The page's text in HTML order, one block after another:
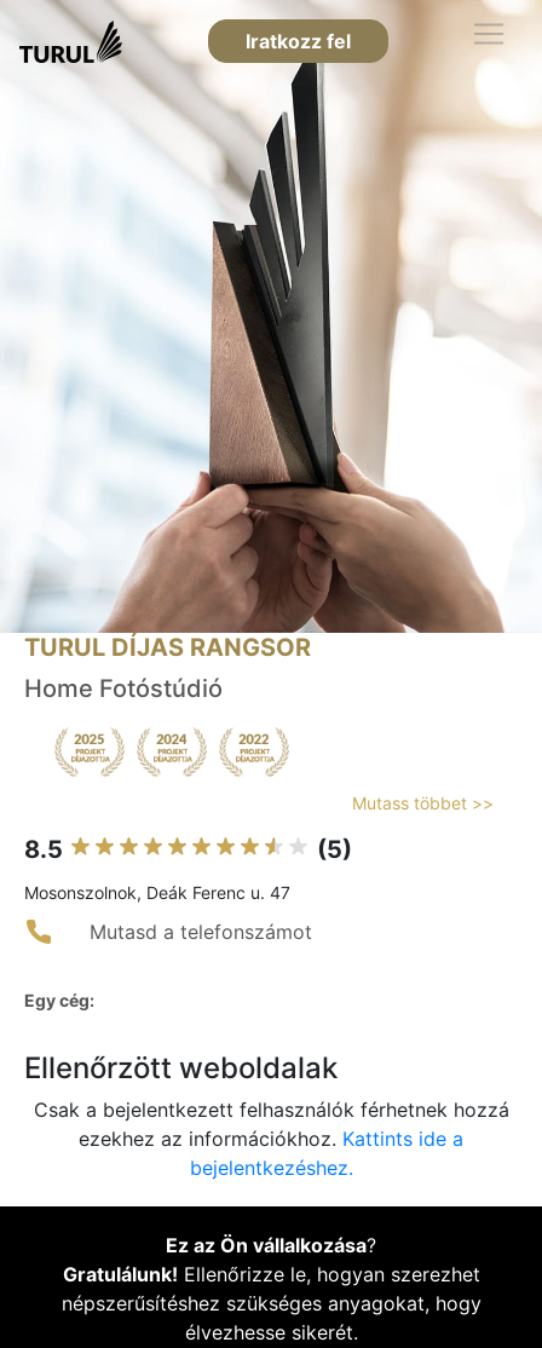
Iratkozz fel
TURUL DÍJAS RANGSOR
Home Fotóstúdió
Mutass többet >>
8.5 (5)
Mosonszolnok, Deák Ferenc u. 47
Mutasd a telefonszámot
Egy cég:
Ellenőrzött weboldalak
Csak a bejelentkezett felhasználók férhetnek hozzá
ezekhez az információkhoz. Kattints ide a
bejelentkezéshez.
Ez az Ön vállalkozása?
Gratulálunk! Ellenőrizze le, hogyan szerezhet
népszerűsítéshez szükséges anyagokat, hogy
élvezhesse sikerét.